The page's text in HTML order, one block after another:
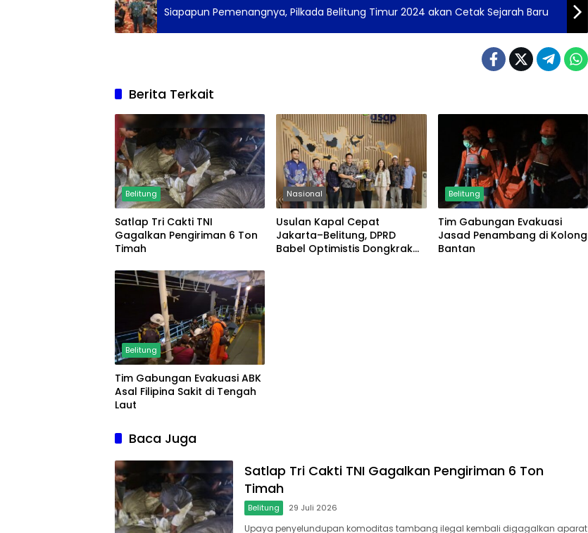
Siapapun Pemenangnya, Pilkada Belitung Timur 2024 akan Cetak Sejarah Baru
Berita Terkait
Belitung
Satlap Tri Cakti TNI
Gagalkan Pengiriman 6 Ton
Timah
Nasional
Usulan Kapal Cepat
Jakarta–Belitung, DPRD
Babel Optimistis Dongkrak
Belitung
Tim Gabungan Evakuasi
Jasad Penambang di Kolong
Bantan
Belitung
Tim Gabungan Evakuasi ABK
Asal Filipina Sakit di Tengah
Laut
Baca Juga
Satlap Tri Cakti TNI Gagalkan Pengiriman 6 Ton
Timah
Belitung 29 Juli 2026
Upaya penyelundupan komoditas tambang ilegal kembali digagalkan aparat